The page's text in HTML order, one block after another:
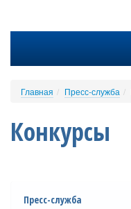
Главная Пресс-служба
Конкурсы
Пресс-служба